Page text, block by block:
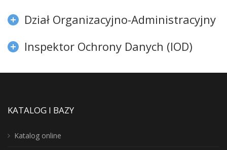
Dział Organizacyjno-Administracyjny
Inspektor Ochrony Danych (IOD)
KATALOG I BAZY
Katalog online